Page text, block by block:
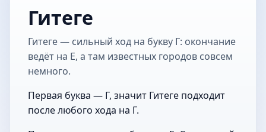
Гитеге
Гитеге — сильный ход на букву Г: окончание
ведёт на Е, а там известных городов совсем
немного.
Первая буква — Г, значит Гитеге подходит
после любого хода на Г.